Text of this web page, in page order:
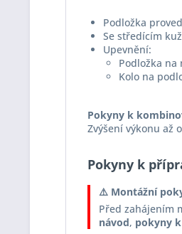
Podložka
Se středícím
Upevnění:
Podložka
Kolo na
Pokyny k
Zvýšení výkonu až
Pokyny k
⚠️ Montážní
Před zahájením
návod, pokyny